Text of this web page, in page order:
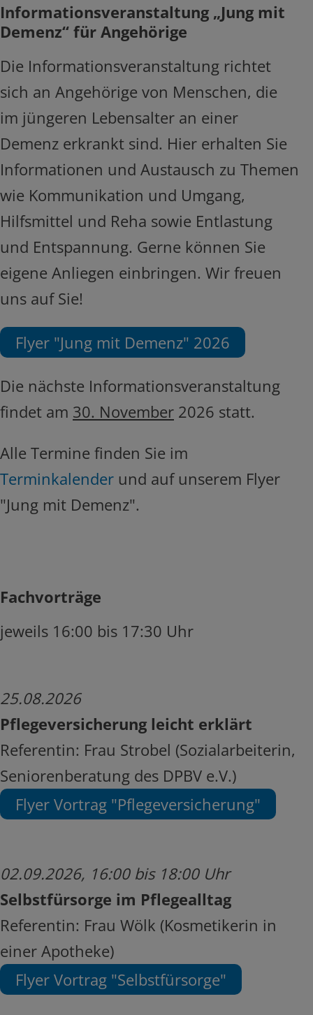
Informationsveranstaltung „Jung mit
Demenz“ für Angehörige
Die Informationsveranstaltung richtet
sich an Angehörige von Menschen, die
im jüngeren Lebensalter an einer
Demenz erkrankt sind. Hier erhalten Sie
Informationen und Austausch zu Themen
wie Kommunikation und Umgang,
Hilfsmittel und Reha sowie Entlastung
und Entspannung. Gerne können Sie
eigene Anliegen einbringen. Wir freuen
uns auf Sie!
Flyer "Jung mit Demenz" 2026
Die nächste Informationsveranstaltung
findet am 30. November 2026 statt.
Alle Termine finden Sie im
Terminkalender und auf unserem Flyer
"Jung mit Demenz".
Fachvorträge
jeweils 16:00 bis 17:30 Uhr
25.08.2026
Pflegeversicherung leicht erklärt
Referentin: Frau Strobel (Sozialarbeiterin,
Seniorenberatung des DPBV e.V.)
Flyer Vortrag "Pflegeversicherung"
02.09.2026, 16:00 bis 18:00 Uhr
Selbstfürsorge im Pflegealltag
Referentin: Frau Wölk (Kosmetikerin in
einer Apotheke)
Flyer Vortrag "Selbstfürsorge"